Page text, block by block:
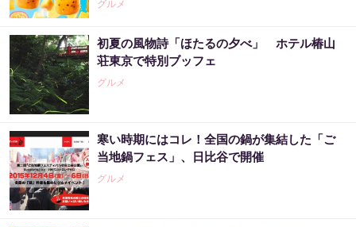
グルメ
初夏の風物詩「ほたるの夕べ」 ホテル椿山
荘東京で特別ブッフェ
グルメ
寒い時期にはコレ！全国の鍋が集結した「ご
当地鍋フェス」、日比谷で開催
グルメ